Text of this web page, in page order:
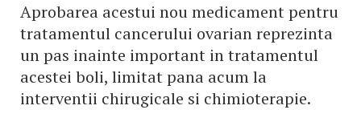
Aprobarea acestui nou medicament pentru
tratamentul cancerului ovarian reprezinta
un pas inainte important in tratamentul
acestei boli, limitat pana acum la
interventii chirugicale si chimioterapie.